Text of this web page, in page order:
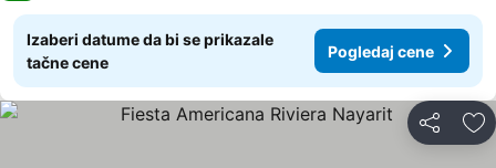
Izaberi datume da bi se prikazale
tačne cene
Pogledaj cene
Deli